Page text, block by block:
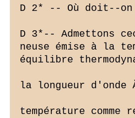
D 2* -- Où doit--
D 3*-- Admettons
neuse émise à la
équilibre
la longueur d'onde
température